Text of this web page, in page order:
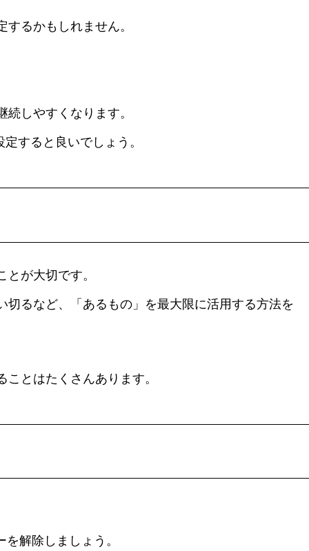
るかもしれません。
しやすくなります。
すると良いでしょう。
が大切です。
るなど、「あるもの」を最大限に活用する方法を
とはたくさんあります。
解除しましょう。